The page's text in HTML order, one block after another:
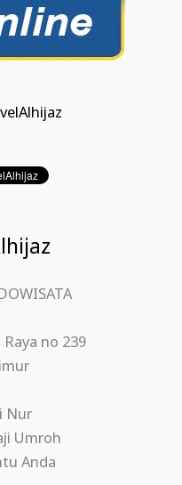
no 239
Nur
Umroh
Anda